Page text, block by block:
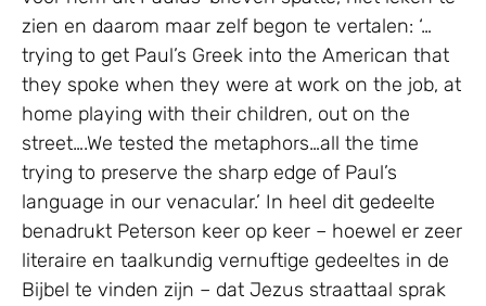
zien en daarom maar zelf begon te vertalen: ‘…
trying to get Paul’s Greek into the American that
they spoke when they were at work on the job, at
home playing with their children, out on the
street….We tested the metaphors…all the time
trying to preserve the sharp edge of Paul’s
language in our venacular.’ In heel dit gedeelte
benadrukt Peterson keer op keer – hoewel er zeer
literaire en taalkundig vernuftige gedeeltes in de
Bijbel te vinden zijn – dat Jezus straattaal sprak